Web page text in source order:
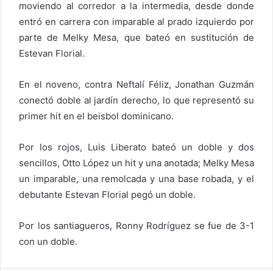
moviendo al corredor a la intermedia, desde donde
entró en carrera con imparable al prado izquierdo por
parte de Melky Mesa, que bateó en sustitución de
Estevan Florial.
En el noveno, contra Neftalí Féliz, Jonathan Guzmán
conectó doble al jardín derecho, lo que representó su
primer hit en el beisbol dominicano.
Por los rojos, Luis Liberato bateó un doble y dos
sencillos, Otto López un hit y una anotada; Melky Mesa
un imparable, una remolcada y una base robada, y el
debutante Estevan Florial pegó un doble.
Por los santiagueros, Ronny Rodríguez se fue de 3-1
con un doble.